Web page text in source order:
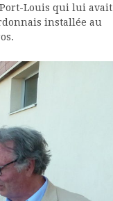
Louis qui lui avait
installée au